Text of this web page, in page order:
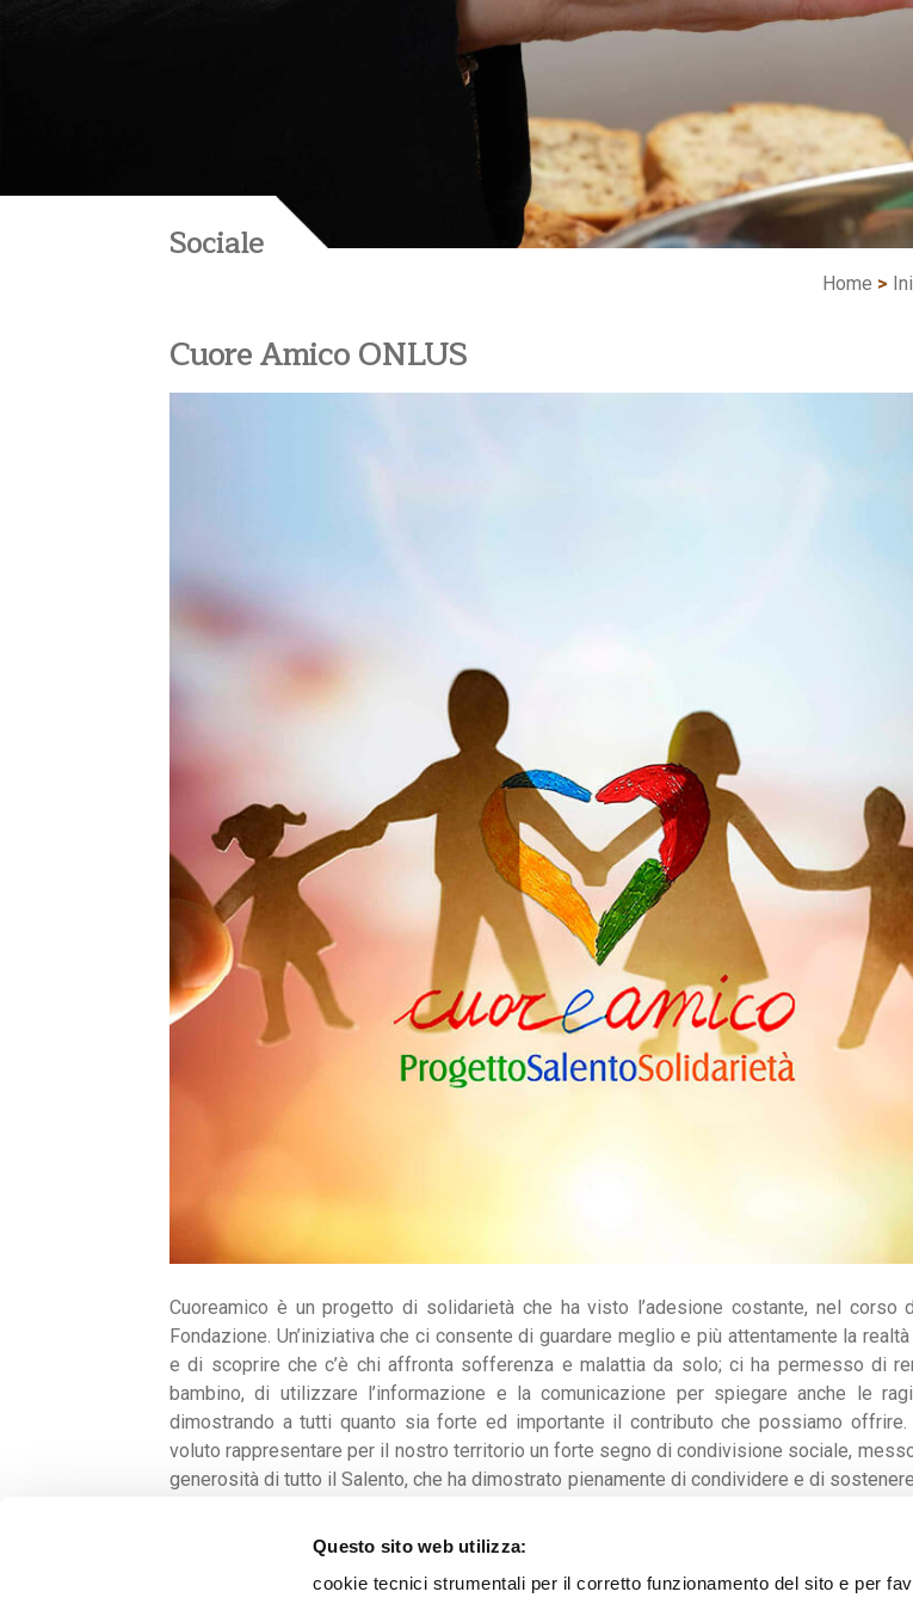
Questo sito web utilizza:
cookie tecnici strumentali per il corretto funzionamento del sito e per
Sociale
Home >
Cuore Amico ONLUS
Cuoreamico è un progetto di solidarietà che ha visto l’adesione costante, nel corso
Fondazione. Un’iniziativa che ci consente di guardare meglio e più attentamente la
e di scoprire che c’è chi affronta sofferenza e malattia da solo; ci ha permesso di
bambino, di utilizzare l’informazione e la comunicazione per spiegare anche le
dimostrando a tutti quanto sia forte ed importante il contributo che possiamo offrire.
voluto rappresentare per il nostro territorio un forte segno di condivisione sociale,
generosità di tutto il Salento, che ha dimostrato pienamente di condividere e di